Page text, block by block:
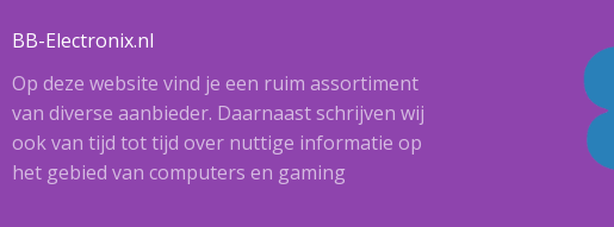
BB-Electronix.nl
Op deze website vind je een ruim assortiment
van diverse aanbieder. Daarnaast schrijven wij
ook van tijd tot tijd over nuttige informatie op
het gebied van computers en gaming